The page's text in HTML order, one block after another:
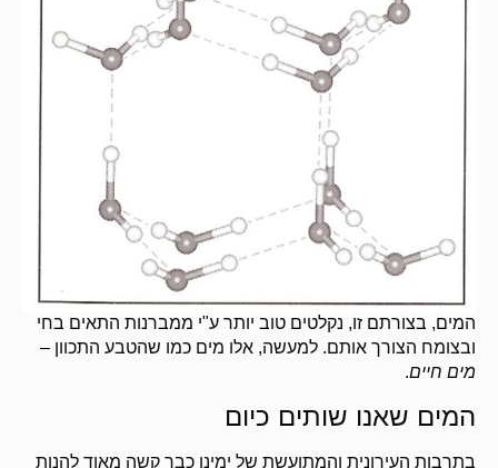
המים, בצורתם זו, נקלטים טוב יותר ע"י ממברנות התאים בחי
ובצומח הצורך אותם. למעשה, אלו מים כמו שהטבע התכוון –
מים חיים.
המים שאנו שותים כיום
בתרבות העירונית והמתועשת של ימינו כבר קשה מאוד להנות